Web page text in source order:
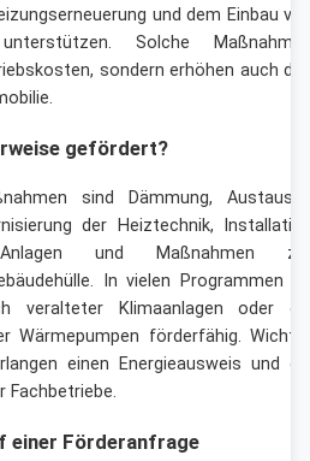
und dem Einbau
Solche
sondern erhöhen auch
gefördert?
sind Dämmung,
der Heiztechnik,
Anlagen und Maßnahmen
In vielen Programmen
veralteter Klimaanlagen oder
Wärmepumpen förderfähig.
einen Energieausweis und
Fachbetriebe.
einer Förderanfrage